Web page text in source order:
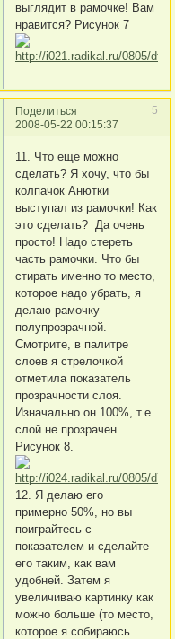
выглядит в рамочке! Вам
нравится? Рисунок 7
Поделиться
5
2008-05-22 00:15:37
11. Что еще можно
сделать? Я хочу, что бы
колпачок Анютки
выступал из рамочки! Как
это сделать? Да очень
просто! Надо стереть
часть рамочки. Что бы
стирать именно то место,
которое надо убрать, я
делаю рамочку
полупрозрачной.
Смотрите, в палитре
слоев я стрелочкой
отметила показатель
прозрачности слоя.
Изначально он 100%, т.е.
слой не прозрачен.
Рисунок 8.
12. Я делаю его
примерно 50%, но вы
поиграйтесь с
показателем и сделайте
его таким, как вам
удобней. Затем я
увеличиваю картинку как
можно больше (то место,
которое я собираюсь